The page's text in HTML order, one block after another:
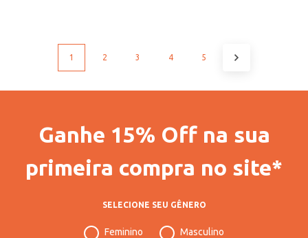
1 2 3 4 5
Ganhe 15% Off na sua
primeira compra no site*
SELECIONE SEU GÊNERO
Feminino Masculino